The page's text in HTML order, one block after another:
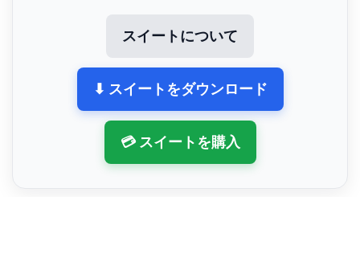
スイートについて
⬇ スイートをダウンロード
💳 スイートを購入